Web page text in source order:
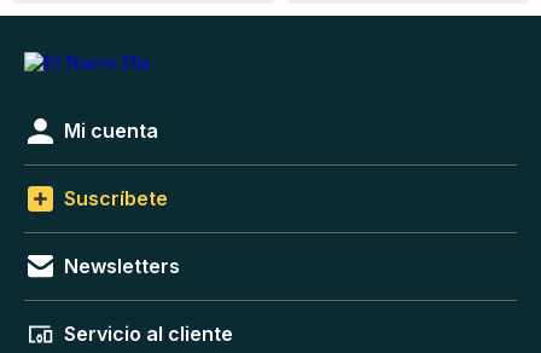
Mi cuenta
Suscríbete
Newsletters
Servicio al cliente